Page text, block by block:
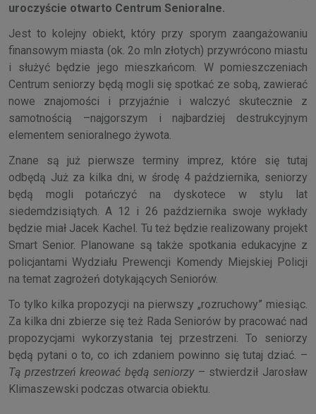
uroczyście otwarto Centrum Senioralne.
Jest to kolejny obiekt, który przy sporym zaangażowaniu
finansowym miasta (ok. 2o mln złotych) przywrócono miastu
i służyć będzie jego mieszkańcom. W pomieszczeniach
Centrum seniorzy będą mogli się spotkać ze sobą, zawierać
nowe znajomości i przyjaźnie i walczyć skutecznie z
samotnością –najgorszym i najbardziej destrukcyjnym
elementem senioralnego żywota.
Znane są już pierwsze terminy imprez, które się tutaj
odbędą Już za kilka dni, w środę 4 października, seniorzy
będą mogli potańczyć na dyskotece w stylu lat
siedemdzisiątych. A 12 i 26 października swoje wykłady
będzie miał Jacek Kachel. Tu też będzie realizowany projekt
Smart Senior. Planowane są także spotkania edukacyjne z
policjantami Wydziału Prewencji Komendy Miejskiej Policji
na temat zagrożeń dotykających Seniorów.
To tylko kilka propozycji na pierwszy „rozruchowy” miesiąc.
Za kilka dni zbierze się też Rada Seniorów by pracować nad
propozycjami wykorzystania tej przestrzeni. To seniorzy
będą pytani o to, co ich zdaniem powinno się tutaj dziać. –
Tą przestrzeń kreować będą seniorzy – stwierdził Jarosław
Klimaszewski podczas otwarcia obiektu.